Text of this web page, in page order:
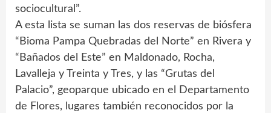
sociocultural”.
A esta lista se suman las dos reservas de biósfera
“Bioma Pampa Quebradas del Norte” en Rivera y
“Bañados del Este” en Maldonado, Rocha,
Lavalleja y Treinta y Tres, y las “Grutas del
Palacio”, geoparque ubicado en el Departamento
de Flores, lugares también reconocidos por la